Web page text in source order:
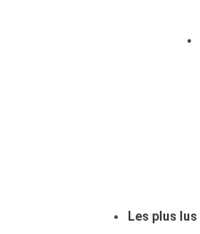
Les plus lus